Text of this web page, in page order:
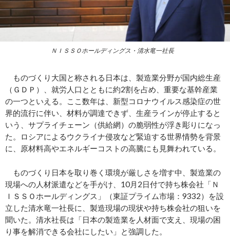
ＮＩＳＳＯホールディングス・清水竜一社長
ものづくり大国と称される日本は、製造業分野が国内総生産
（ＧＤＰ）、就労人口とともに約2割を占め、重要な基幹産業
の一つといえる。ここ数年は、新型コロナウイルス感染症の世
界的流行に伴い、材料が調達できず、生産ラインが停止すると
いう、サプライチェーン（供給網）の脆弱性が浮き彫りになっ
た。ロシアによるウクライナ侵攻など緊迫する世界情勢を背景
に、原材料高やエネルギーコストの高騰にも見舞われている。
ものづくり日本を取り巻く環境が厳しさを増す中、製造業の
現場への人材派遣などを手がけ、10月2日付で持ち株会社「Ｎ
ＩＳＳＯホールディングス」（東証プライム市場：9332）を設
立した清水竜一社長に、製造現場の現状や持ち株会社の狙いを
聞いた。清水社長は「日本の製造業を人材面で支え、現場の困
り事を解消できる会社にしたい」と強調した。